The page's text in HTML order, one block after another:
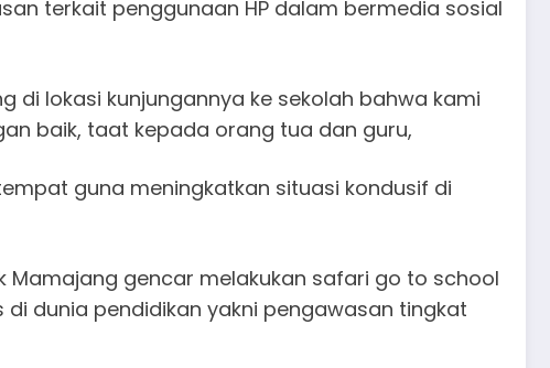
terkait penggunaan HP dalam bermedia sosial
di lokasi kunjungannya ke sekolah bahwa kami
baik, taat kepada orang tua dan guru,
guna meningkatkan situasi kondusif di
Mamajang gencar melakukan safari go to school
dunia pendidikan yakni pengawasan tingkat